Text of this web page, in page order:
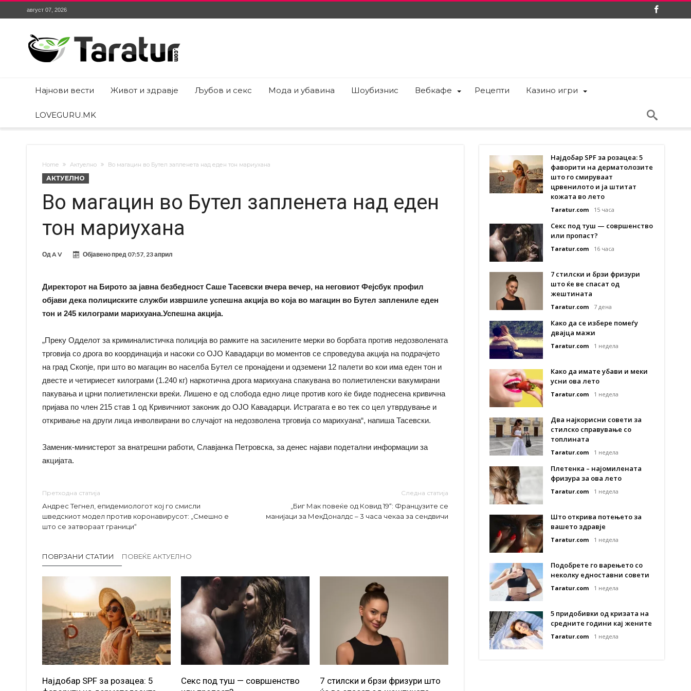
август 07, 2026
Најнови вести Живот и здравје Љубов и секс Мода и убавина Шоубизнис Вебкафе Рецепти Казино игри
LOVEGURU.MK
Home Актуелно Во магацин во Бутел запленета над еден тон мариухана
АКТУЕЛНО
Во магацин во Бутел запленета над еден
тон мариухана
ОдA V Објавено пред 07:57, 23 април
Директорот на Бирото за јавна безбедност Саше Тасевски вчера вечер, на неговиот Фејсбук профил
објави дека полициските служби извршиле успешна акција во која во магацин во Бутел заплениле еден
тон и 245 килограми марихуана.Успешна акција.
„Преку Одделот за криминалистичка полиција во рамките на засилените мерки во борбата против недозволената
трговија со дрога во координација и насоки со ОЈО Кавадарци во моментов се спроведува акција на подрачјето
на град Скопје, при што во магацин во населба Бутел се пронајдени и одземени 12 палети во кои има еден тон и
двесте и четириесет килограми (1.240 кг) наркотична дрога марихуана спакувана во полиетиленски вакумирани
пакувања и црни полиетиленски вреќи. Лишено е од слобода едно лице против кого ќе биде поднесена кривична
пријава по член 215 став 1 од Кривичниот законик до ОЈО Кавадарци. Истрагата е во тек со цел утврдување и
откривање на други лица инволвирани во случајот на недозволена трговија со марихуана“, напиша Тасевски.
Заменик-министерот за внатрешни работи, Славјанка Петровска, за денес најави подетални информации за
акцијата.
Претходна статија
Андрес Тегнел, епидемиологот кој го смисли
шведскиот модел против коронавирусот: „Смешно е
што се затвораат граници“
Следна статија
„Биг Мак повеќе од Ковид 19“: Французите се
манијаци за МекДоналдс – 3 часа чекаа за сендвичи
ПОВРЗАНИ СТАТИИ ПОВЕЌЕ АКТУЕЛНО
Најдобар SPF за розацеа: 5
Секс под туш — совршенство
7 стилски и брзи фризури што
Најдобар SPF за розацеа: 5
фаворити на дерматолозите
што го смируваат
црвенилото и ја штитат
кожата во лето
Taratur.com 15 часа
Секс под туш — совршенство
или пропаст?
Taratur.com 16 часа
7 стилски и брзи фризури
што ќе ве спасат од
жештината
Taratur.com 7 дена
Како да се избере помеѓу
двајца мажи
Taratur.com 1 недела
Како да имате убави и меки
усни ова лето
Taratur.com 1 недела
Два најкорисни совети за
стилско справување со
топлината
Taratur.com 1 недела
Плетенка – најомилената
фризура за ова лето
Taratur.com 1 недела
Што открива потењето за
вашето здравје
Taratur.com 1 недела
Подобрете го варењето со
неколку едноставни совети
Taratur.com 1 недела
5 придобивки од кризата на
средните години кај жените
Taratur.com 1 недела